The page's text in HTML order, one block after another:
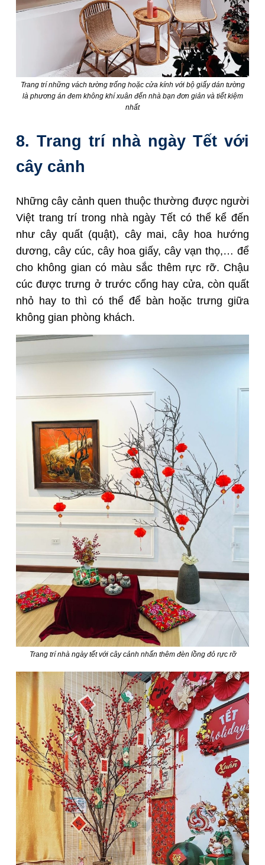
Trang trí những vách tường trống hoặc cửa kính với bộ giấy dán tường
là phương án đem không khí xuân đến nhà bạn đơn giản và tiết kiệm
nhất
8. Trang trí nhà ngày Tết với
cây cảnh
Những cây cảnh quen thuộc thường được người
Việt trang trí trong nhà ngày Tết có thể kể đến
như cây quất (quật), cây mai, cây hoa hướng
dương, cây cúc, cây hoa giấy, cây vạn thọ,… để
cho không gian có màu sắc thêm rực rỡ. Chậu
cúc được trưng ở trước cổng hay cửa, còn quất
nhỏ hay to thì có thể để bàn hoặc trưng giữa
không gian phòng khách.
Trang trí nhà ngày tết với cây cảnh nhấn thêm đèn lồng đỏ rực rỡ